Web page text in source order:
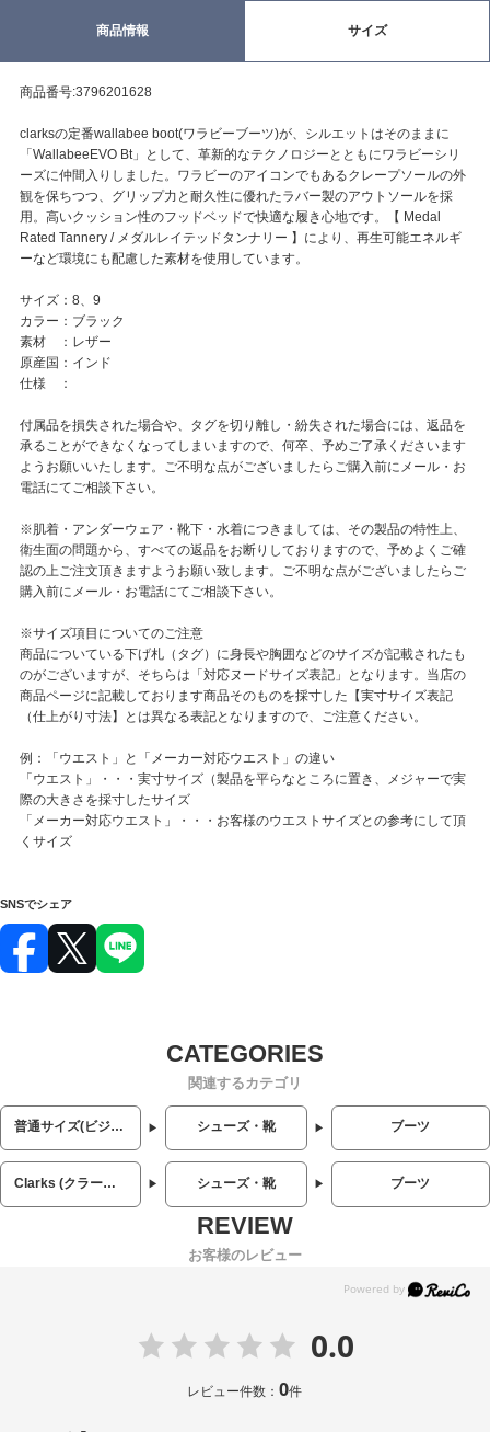
商品情報 サイズ
商品番号:3796201628
clarksの定番wallabee boot(ワラビーブーツ)が、シルエットはそのままに
「WallabeeEVO Bt」として、革新的なテクノロジーとともにワラビーシリ
ーズに仲間入りしました。ワラビーのアイコンでもあるクレープソールの外
観を保ちつつ、グリップ力と耐久性に優れたラバー製のアウトソールを採
用。高いクッション性のフッドベッドで快適な履き心地です。【 Medal
Rated Tannery / メダルレイテッドタンナリー 】により、再生可能エネルギ
ーなど環境にも配慮した素材を使用しています。
サイズ：8、9
カラー：ブラック
素材 ：レザー
原産国：インド
仕様 ：
付属品を損失された場合や、タグを切り離し・紛失された場合には、返品を
承ることができなくなってしまいますので、何卒、予めご了承くださいます
ようお願いいたします。ご不明な点がございましたらご購入前にメール・お
電話にてご相談下さい。
※肌着・アンダーウェア・靴下・水着につきましては、その製品の特性上、
衛生面の問題から、すべての返品をお断りしておりますので、予めよくご確
認の上ご注文頂きますようお願い致します。ご不明な点がございましたらご
購入前にメール・お電話にてご相談下さい。
※サイズ項目についてのご注意
商品についている下げ札（タグ）に身長や胸囲などのサイズが記載されたも
のがございますが、そちらは「対応ヌードサイズ表記」となります。当店の
商品ページに記載しております商品そのものを採寸した【実寸サイズ表記
（仕上がり寸法】とは異なる表記となりますので、ご注意ください。
例：「ウエスト」と「メーカー対応ウエスト」の違い
「ウエスト」・・・実寸サイズ（製品を平らなところに置き、メジャーで実
際の大きさを採寸したサイズ
「メーカー対応ウエスト」・・・お客様のウエストサイズとの参考にして頂
くサイズ
SNSでシェア
関連するカテゴリ
普通サイズ(ビジネス・カジュアル) シューズ・靴 ブーツ
Clarks (クラークス) シューズ・靴 ブーツ
お客様のレビュー
0.0
レビュー件数：0件